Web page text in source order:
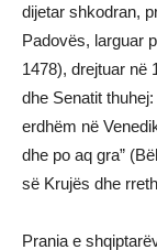
dijetar shkodran,
Padovës, larguar
1478), drejtuar në
dhe Senatit
erdhëm në
dhe po aq gra”
së Krujës dhe
Prania e